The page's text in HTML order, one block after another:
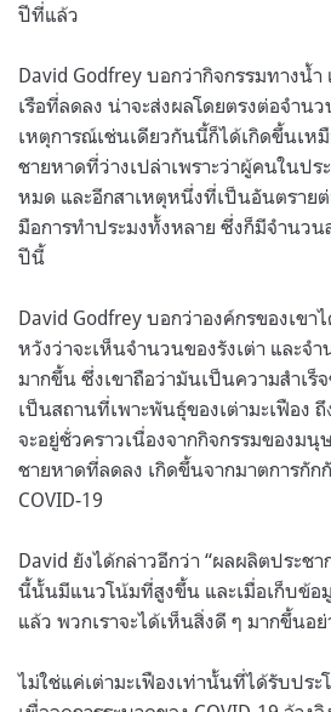
ปีที่แล้ว
David Godfrey บอกว่ากิจกรรมทางน้ำ
เรือที่ลดลง น่าจะส่งผลโดยตรงต่อจำนว
เหตุการณ์เช่นเดียวกันนี้ก็ได้เกิดขึ้นเ
ชายหาดที่ว่างเปล่าเพราะว่าผู้คนในป
หมด และอีกสาเหตุหนึ่งที่เป็นอันตรายต่
มือการทำประมงทั้งหลาย ซึ่งก็มีจำนวน
ปีนี้
David Godfrey บอกว่าองค์กรของเขา
หวังว่าจะเห็นจำนวนของรังเต่า และจ
มากขึ้น ซึ่งเขาถือว่ามันเป็นความสำเ
เป็นสถานที่เพาะพันธุ์ของเต่ามะเฟือง
จะอยู่ชั่วคราวเนื่องจากกิจกรรมของม
ชายหาดที่ลดลง เกิดขึ้นจากมาตการกัก
COVID-19
David ยังได้กล่าวอีกว่า “ผลผลิตประชา
นี้นั้นมีแนวโน้มที่สูงขึ้น และเมื่อเก็บข้อ
แล้ว พวกเราจะได้เห็นสิ่งดี ๆ มากขึ้น
ไม่ใช่แค่เต่ามะเฟืองเท่านั้นที่ได้รับประ